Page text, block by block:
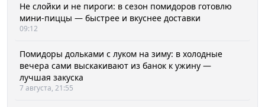
Не слойки и не пироги: в сезон помидоров готовлю
мини-пиццы — быстрее и вкуснее доставки
09:12
Помидоры дольками с луком на зиму: в холодные
вечера сами выскакивают из банок к ужину —
лучшая закуска
7 августа, 21:55